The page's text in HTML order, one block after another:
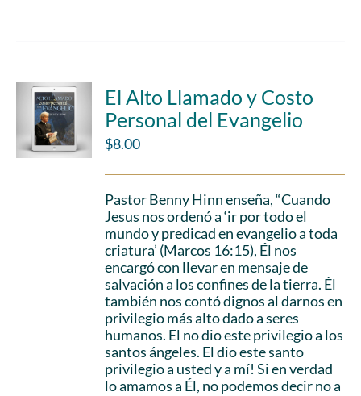
El Alto Llamado y Costo
Personal del Evangelio
$8.00
Pastor Benny Hinn enseña, “Cuando
Jesus nos ordenó a ‘ir por todo el
mundo y predicad en evangelio a toda
criatura’ (Marcos 16:15), Él nos
encargó con llevar en mensaje de
salvación a los confines de la tierra. Él
también nos contó dignos al darnos en
privilegio más alto dado a seres
humanos. El no dio este privilegio a los
santos ángeles. El dio este santo
privilegio a usted y a mí! Si en verdad
lo amamos a Él, no podemos decir no a